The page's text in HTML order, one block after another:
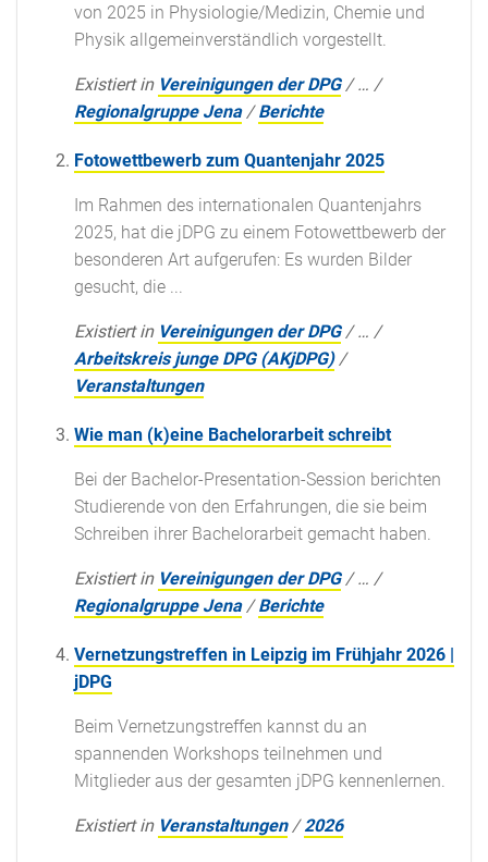
von 2025 in Physiologie/Medizin, Chemie und
Physik allgemeinverständlich vorgestellt.
Existiert in Vereinigungen der DPG /… /
Regionalgruppe Jena /Berichte
Fotowettbewerb zum Quantenjahr 2025
Im Rahmen des internationalen Quantenjahrs
2025, hat die jDPG zu einem Fotowettbewerb der
besonderen Art aufgerufen: Es wurden Bilder
gesucht, die ...
Existiert in Vereinigungen der DPG /… /
Arbeitskreis junge DPG (AKjDPG) /
Veranstaltungen
Wie man (k)eine Bachelorarbeit schreibt
Bei der Bachelor-Presentation-Session berichten
Studierende von den Erfahrungen, die sie beim
Schreiben ihrer Bachelorarbeit gemacht haben.
Existiert in Vereinigungen der DPG /… /
Regionalgruppe Jena /Berichte
Vernetzungstreffen in Leipzig im Frühjahr 2026 |
jDPG
Beim Vernetzungstreffen kannst du an
spannenden Workshops teilnehmen und
Mitglieder aus der gesamten jDPG kennenlernen.
Existiert in Veranstaltungen /2026